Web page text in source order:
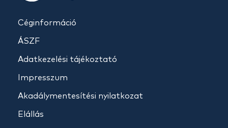
Céginformáció
ÁSZF
Adatkezelési tájékoztató
Impresszum
Akadálymentesítési nyilatkozat
Elállás